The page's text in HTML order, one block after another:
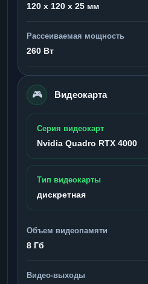
120 x 120 x 25 мм
Рассеиваемая мощность
260 Вт
🎮 Видеокарта
Серия видеокарт
Nvidia Quadro RTX 4000
Тип видеокарты
дискретная
Объем видеопамяти
8 Гб
Видео-выходы